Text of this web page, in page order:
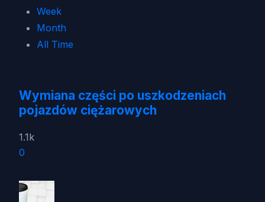
Week
Month
All Time
Wymiana części po uszkodzeniach
pojazdów ciężarowych
1.1k
0